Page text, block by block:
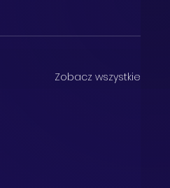
Zobacz wszystkie